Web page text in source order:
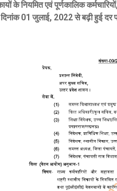
के नियमित एवं पूर्णकालिक
दिनांक 01 जुलाई, 2022 से बढ़ी हुई